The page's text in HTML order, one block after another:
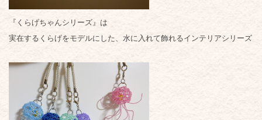
『くらげちゃんシリーズ』は
実在するくらげをモデルにした、水に入れて飾れるインテリアシリーズ